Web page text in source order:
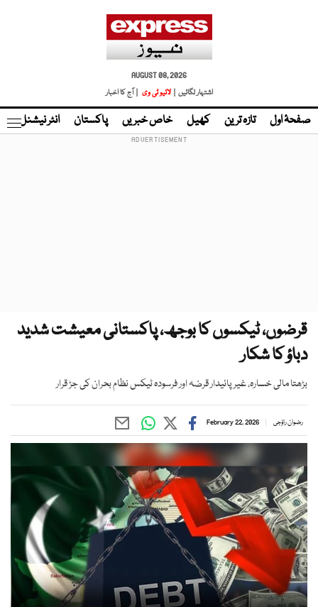
AUGUST 08, 2026
اشتہار لگائیں |
لائیو ٹی وی | آج کا اخبار
صفحۂ اول تازہ ترین کھیل خاص خبریں پاکستان انٹر نیشنل
قرضوں، ٹیکسوں کا بوجھ، پاکستانی معیشت شدید
دباؤ کا شکار
بڑھتا مالی خسارہ، غیر پائیدار قرضہ اور فرسودہ ٹیکس نظام بحران کی جڑ قرار
رضوان راؤجی February 22, 2026